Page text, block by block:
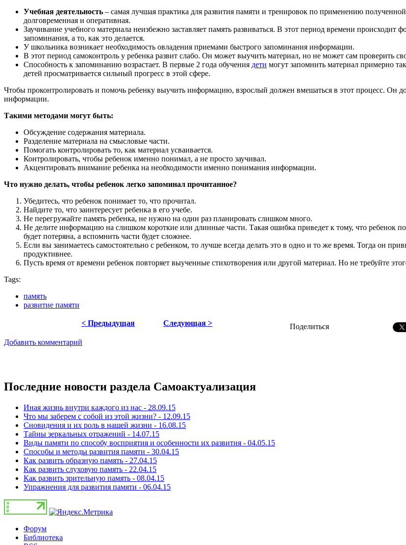
Учебная деятельность – самая лучшая практика для развития памяти и тренировок по применению
долговременная и оперативная.
Заучивание учебного материала неизбежно заставляет память развиваться. В этот период времени
запоминания, а то, как это делается.
У школьника возникает необходимость овладения приемами быстрого запоминания информации.
В этот период самоконтроль у ребенка развит слабо. Он может выучить материал, но не может сам проверить
Способность к запоминанию возрастает. В первые 2 года обучения дети могут запомнить материал примерно
детей просматривается сильный прогресс в этой сфере.
Чтобы проконтролировать и помочь ребенку выучить информацию, взрослый должен вмешаться в этот процесс. Он
информации.
Такими методами могут быть:
Обсуждение содержания материала.
Разделение материала на смысловые части.
Помогать контролировать то, как материал усваивается.
Контролировать, чтобы ребенок именно понимал, а не просто заучивал.
Акцентировать внимание ребенка на необходимости именно понимания информации.
Что нужно делать, чтобы ребенок легко запоминал прочитанное?
Убедитесь, что ребенок понимает то, что прочитал.
Найдите то, что заинтересует ребенка в его учебе.
Не перегружайте память ребенка, не нужно на один раз планировать слишком много.
Не делите информацию на слишком короткие или длинные части. Такая ошибка приведет к тому, что ребенок
будет потеряна, а вспомнить части будет сложнее.
Если вы занимаетесь самостоятельно с ребенком, то лучше всегда делать это в одно и то же время. Тогда он
продуктивнее.
Пусть время от времени ребенок повторяет выученные стихотворения или другой материал. Но не требуйте
Tags:
память
развитие памяти
Поделиться
< Предыдущая Следующая >
Добавить комментарий
Последние новости раздела Самоактуализация
Иная жизнь внутри каждого из нас - 28.09.15
Что мы заберем с собой из этой жизни? - 12.09.15
Сновидения и их роль в нашей жизни - 16.08.15
Тайны зеркальных отражений - 14.07.15
Виды памяти по способу восприятия и особенности их развития - 04.05.15
Способы и ᴍетоды развития паᴍяти - 30.04.15
Как развить образную память - 27.04.15
Как развить слуховую память - 22.04.15
Как развить зрительную память - 08.04.15
Упражнения для развития памяти - 06.04.15
Форум
Библиотека